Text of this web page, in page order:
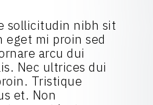
sollicitudin nibh sit
eget mi proin sed
arcu dui
Nec ultrices dui
Tristique
et. Non